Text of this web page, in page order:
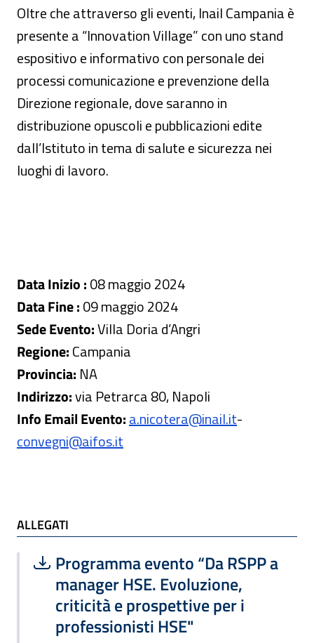
Oltre che attraverso gli eventi, Inail Campania è
presente a “Innovation Village” con uno stand
espositivo e informativo con personale dei
processi comunicazione e prevenzione della
Direzione regionale, dove saranno in
distribuzione opuscoli e pubblicazioni edite
dall’Istituto in tema di salute e sicurezza nei
luoghi di lavoro.
Data Inizio :08 maggio 2024
Data Fine :09 maggio 2024
Sede Evento:Villa Doria d’Angri
Regione:Campania
Provincia: NA
Indirizzo:via Petrarca 80, Napoli
Info Email Evento:a.nicotera@inail.it-
convegni@aifos.it
ALLEGATI e TI POTREBBE INTERESSARE
ALLEGATI
Scarica file:
Programma evento “Da RSPP a
manager HSE. Evoluzione,
criticità e prospettive per i
professionisti HSE"
Formato PDF — Dimensione 155.31 kB